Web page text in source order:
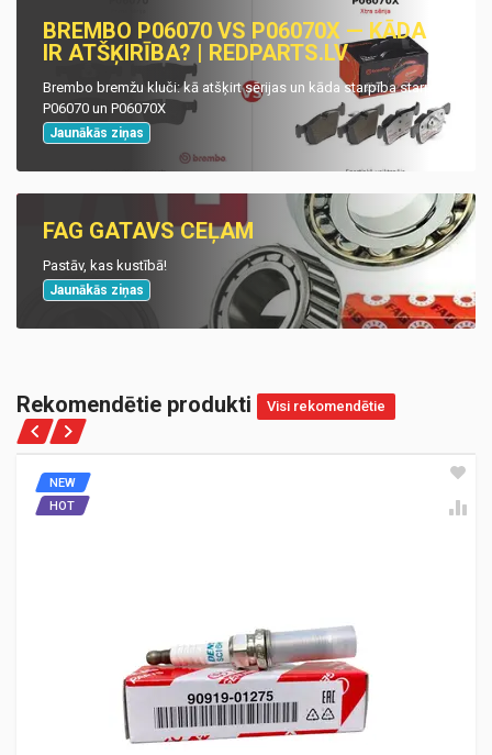
BREMBO P06070 VS P06070X — KĀDA
IR ATŠĶIRĪBA? | REDPARTS.LV
Brembo bremžu kluči: kā atšķirt sērijas un kāda starpība starp
P06070 un P06070X
Jaunākās ziņas
FAG GATAVS CEĻAM
Pastāv, kas kustībā!
Jaunākās ziņas
Rekomendētie produkti Visi rekomendētie
NEW
HOT